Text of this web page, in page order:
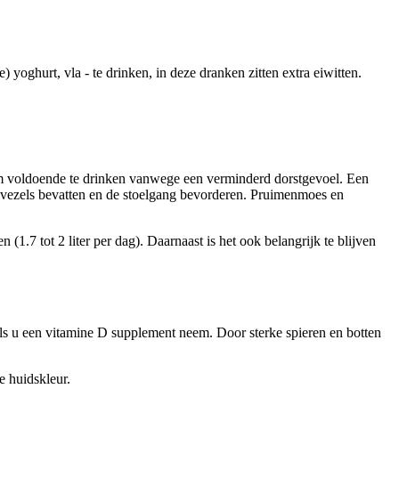
yoghurt, vla - te drinken, in deze dranken zitten extra eiwitten.
te drinken vanwege een verminderd dorstgevoel. Een
bevatten en de stoelgang bevorderen. Pruimenmoes en
(1.7 tot 2 liter per dag). Daarnaast is het ook belangrijk te blijven
een vitamine D supplement neem. Door sterke spieren en botten
huidskleur.